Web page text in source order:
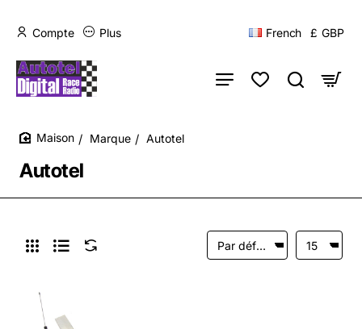
Compte Plus French £ GBP
Autotel
Marque Autotel